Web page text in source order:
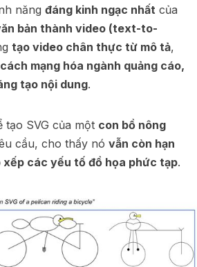
năng đáng kinh ngạc nhất của
bản thành video (text-to-
tạo video chân thực từ mô tả,
cách mạng hóa ngành quảng cáo,
tạo nội dung.
tạo SVG của một con bồ nông
cầu, cho thấy nó vẫn còn hạn
các yếu tố đồ họa phức tạp.